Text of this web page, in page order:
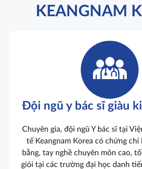
KEANGNAM
Đội ngũ y bác sĩ giàu
Chuyên gia, đội ngũ Y bác sĩ tại
tế Keangnam Korea có chứng chỉ
bằng, tay nghề chuyên môn cao,
giỏi tại các trường đại học danh